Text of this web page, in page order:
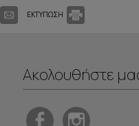
ΕΚΤΥΠΩΣΗ
Ακολουθήστε